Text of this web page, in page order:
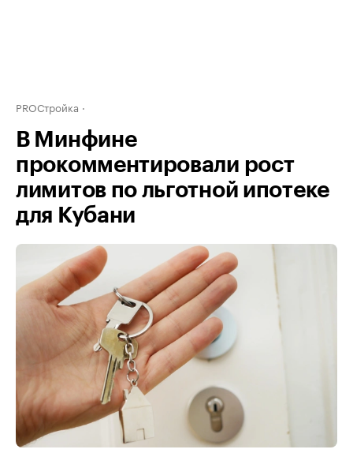
PROСтройка
В Минфине
прокомментировали рост
лимитов по льготной ипотеке
для Кубани